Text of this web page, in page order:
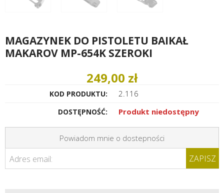
MAGAZYNEK DO PISTOLETU BAIKAŁ
MAKAROV MP-654K SZEROKI
249,00 zł
KOD PRODUKTU: 2.116
DOSTĘPNOŚĆ: Produkt niedostępny
Powiadom mnie o dostepności
Adres email: ZAPISZ